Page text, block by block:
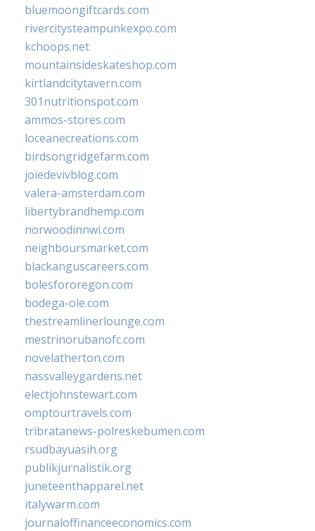
bluemoongiftcards.com
rivercitysteampunkexpo.com
kchoops.net
mountainsideskateshop.com
kirtlandcitytavern.com
301nutritionspot.com
ammos-stores.com
loceanecreations.com
birdsongridgefarm.com
joiedevivblog.com
valera-amsterdam.com
libertybrandhemp.com
norwoodinnwi.com
neighboursmarket.com
blackanguscareers.com
bolesfororegon.com
bodega-ole.com
thestreamlinerlounge.com
mestrinorubanofc.com
novelatherton.com
nassvalleygardens.net
electjohnstewart.com
omptourtravels.com
tribratanews-polreskebumen.com
rsudbayuasih.org
publikjurnalistik.org
juneteenthapparel.net
italywarm.com
journaloffinanceeconomics.com